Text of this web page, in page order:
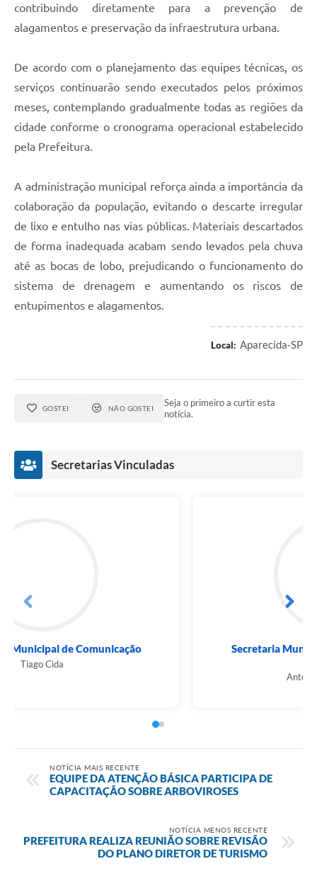
contribuindo diretamente para a prevenção de
alagamentos e preservação da infraestrutura urbana.
De acordo com o planejamento das equipes técnicas, os
serviços continuarão sendo executados pelos próximos
meses, contemplando gradualmente todas as regiões da
cidade conforme o cronograma operacional estabelecido
pela Prefeitura.
A administração municipal reforça ainda a importância da
colaboração da população, evitando o descarte irregular
de lixo e entulho nas vias públicas. Materiais descartados
de forma inadequada acabam sendo levados pela chuva
até as bocas de lobo, prejudicando o funcionamento do
sistema de drenagem e aumentando os riscos de
entupimentos e alagamentos.
Local: Aparecida-SP
GOSTEI NÃO GOSTEI
Seja o primeiro a curtir esta
notícia.
Secretarias Vinculadas
Subsecretaria Municipal de Comunicação
NOTÍCIA MAIS RECENTE
EQUIPE DA ATENÇÃO BÁSICA PARTICIPA DE
CAPACITAÇÃO SOBRE ARBOVIROSES
NOTÍCIA MENOS RECENTE
PREFEITURA REALIZA REUNIÃO SOBRE REVISÃO
DO PLANO DIRETOR DE TURISMO